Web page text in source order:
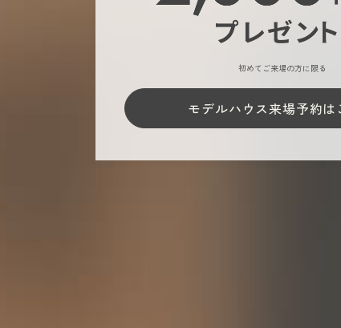
初めてご来場の方に限る
モデルハウス来場予約は